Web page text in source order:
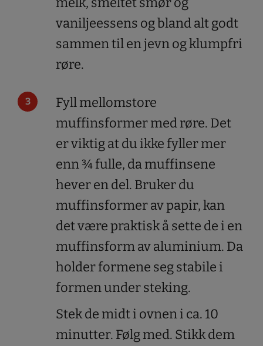
vaniljeessens og bland alt godt
sammen til en jevn og klumpfri
røre.
Fyll mellomstore
muffinsformer med røre. Det
er viktig at du ikke fyller mer
enn ¾ fulle, da muffinsene
hever en del. Bruker du
muffinsformer av papir, kan
det være praktisk å sette de i en
muffinsform av aluminium. Da
holder formene seg stabile i
formen under steking.
Stek de midt i ovnen i ca. 10
minutter. Følg med. Stikk dem